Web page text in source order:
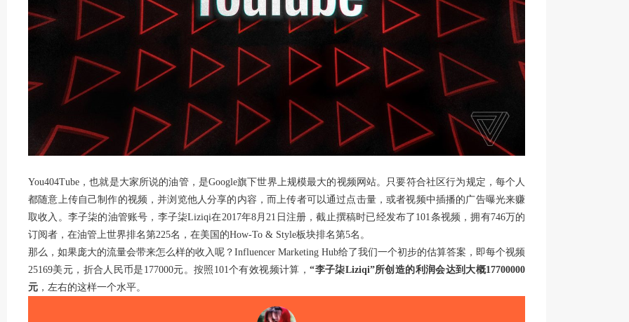
You404Tube，也就是大家所说的油管，是Google旗下世界上规模最大的视频网站。只要符合社区行为规定，每个人
都随意上传自己制作的视频，并浏览他人分享的内容，而上传者可以通过点击量，或者视频中插播的广告曝光来赚
取收入。李子柒的油管账号，李子柒Liziqi在2017年8月21日注册，截止撰稿时已经发布了101条视频，拥有746万的
订阅者，在油管上世界排名第225名，在美国的How-To & Style板块排名第5名。
那么，如果庞大的流量会带来怎么样的收入呢？Influencer Marketing Hub给了我们一个初步的估算答案，即每个视频
25169美元，折合人民币是177000元。按照101个有效视频计算，“李子柒Liziqi”所创造的利润会达到大概17700000
元 ，左右的这样一个水平。